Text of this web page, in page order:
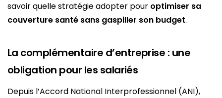
savoir quelle stratégie adopter pour optimiser sa
couverture santé sans gaspiller son budget.
La complémentaire d’entreprise : une
obligation pour les salariés
Depuis l’Accord National Interprofessionnel (ANI),